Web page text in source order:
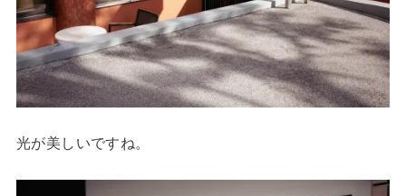
光が美しいですね。